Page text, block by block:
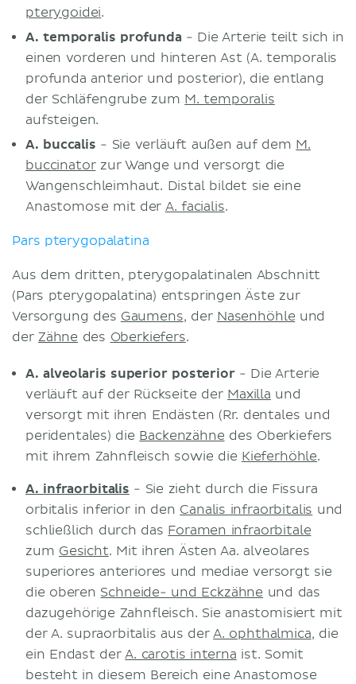
pterygoidei.
A. temporalis profunda - Die Arterie teilt sich in
einen vorderen und hinteren Ast (A. temporalis
profunda anterior und posterior), die entlang
der Schläfengrube zum M. temporalis
aufsteigen.
A. buccalis - Sie verläuft außen auf dem M.
buccinatorzur Wange und versorgt die
Wangenschleimhaut. Distal bildet sie eine
Anastomose mit der A. facialis.
Pars pterygopalatina
Aus dem dritten, pterygopalatinalen Abschnitt
(Pars pterygopalatina) entspringen Äste zur
Versorgung des Gaumens, der Nasenhöhle und
der Zähne des Oberkiefers.
A. alveolaris superior posterior- Die Arterie
verläuft auf der Rückseite der Maxilla und
versorgt mit ihren Endästen (Rr. dentales und
peridentales) die Backenzähne des Oberkiefers
mit ihrem Zahnfleisch sowie die Kieferhöhle.
A. infraorbitalis - Sie zieht durch die Fissura
orbitalis inferior in den Canalis infraorbitalis und
schließlich durch das Foramen infraorbitale
zum Gesicht. Mit ihren Ästen Aa. alveolares
superiores anteriores und mediae versorgt sie
die oberen Schneide- und Eckzähne und das
dazugehörige Zahnfleisch. Sie anastomisiert mit
der A. supraorbitalis aus derA. ophthalmica, die
ein Endast derA. carotis interna ist. Somit
besteht in diesem Bereich eine Anastomose